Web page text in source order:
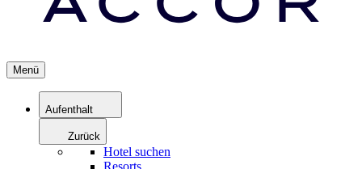
Menü
Aufenthalt
Zurück
Hotel suchen
Resorts